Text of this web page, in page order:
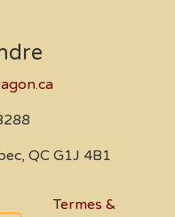
QC G1J 4B1
Termes &